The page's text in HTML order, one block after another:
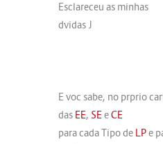
Esclareceu as minhas
dvidas J
E voc sabe, no prprio
das EE, SEeCE
para cada Tipo de LPe